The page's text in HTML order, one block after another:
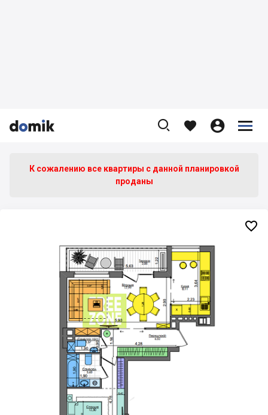


    


К сожалению все квартиры c данной планировкой
проданы
